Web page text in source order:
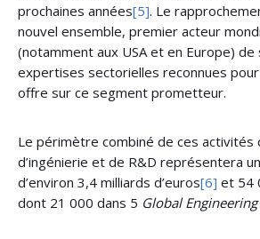
prochaines années[5]. Le
nouvel ensemble, premier acteur
(notamment aux USA et en Europe) de
expertises sectorielles reconnues
offre sur ce segment prometteur.
Le périmètre combiné de ces activités
d’ingénierie et de R&D représentera
d’environ 3,4 milliards d’euros[6] et 54
dont 21 000 dans 5 Global